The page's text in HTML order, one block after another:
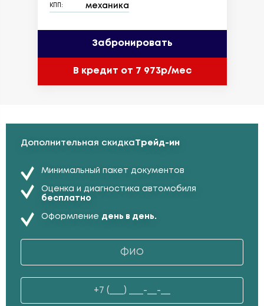
КПП: механика
Забронировать
В кредит от 7 973р/мес
Дополнительная скидкаТрейд-ин
Минимальный пакет документов
Оценка и диагностика автомобиля
бесплатно
Оформление день в день.